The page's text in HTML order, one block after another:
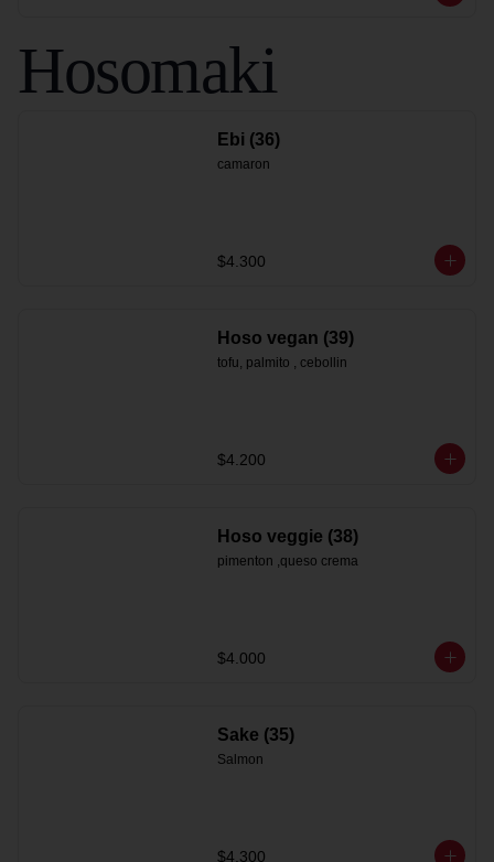
Hosomaki
Ebi (36)
camaron
$4.300
Hoso vegan (39)
tofu, palmito , cebollin
$4.200
Hoso veggie (38)
pimenton ,queso crema
$4.000
Sake (35)
Salmon
$4.300